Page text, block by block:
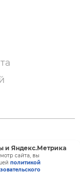
—BTB Digital
и Яндекс.Метрика
сайта, вы
политикой